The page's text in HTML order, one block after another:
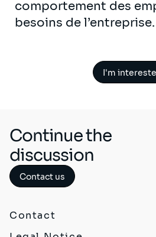
comportement des
besoins de l’entreprise.
I'm
Continue the
discussion
Contact us
Contact